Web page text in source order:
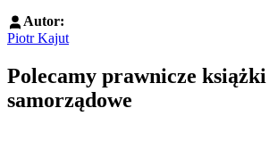
Autor:
Piotr Kajut
Polecamy prawnicze książki
samorządowe